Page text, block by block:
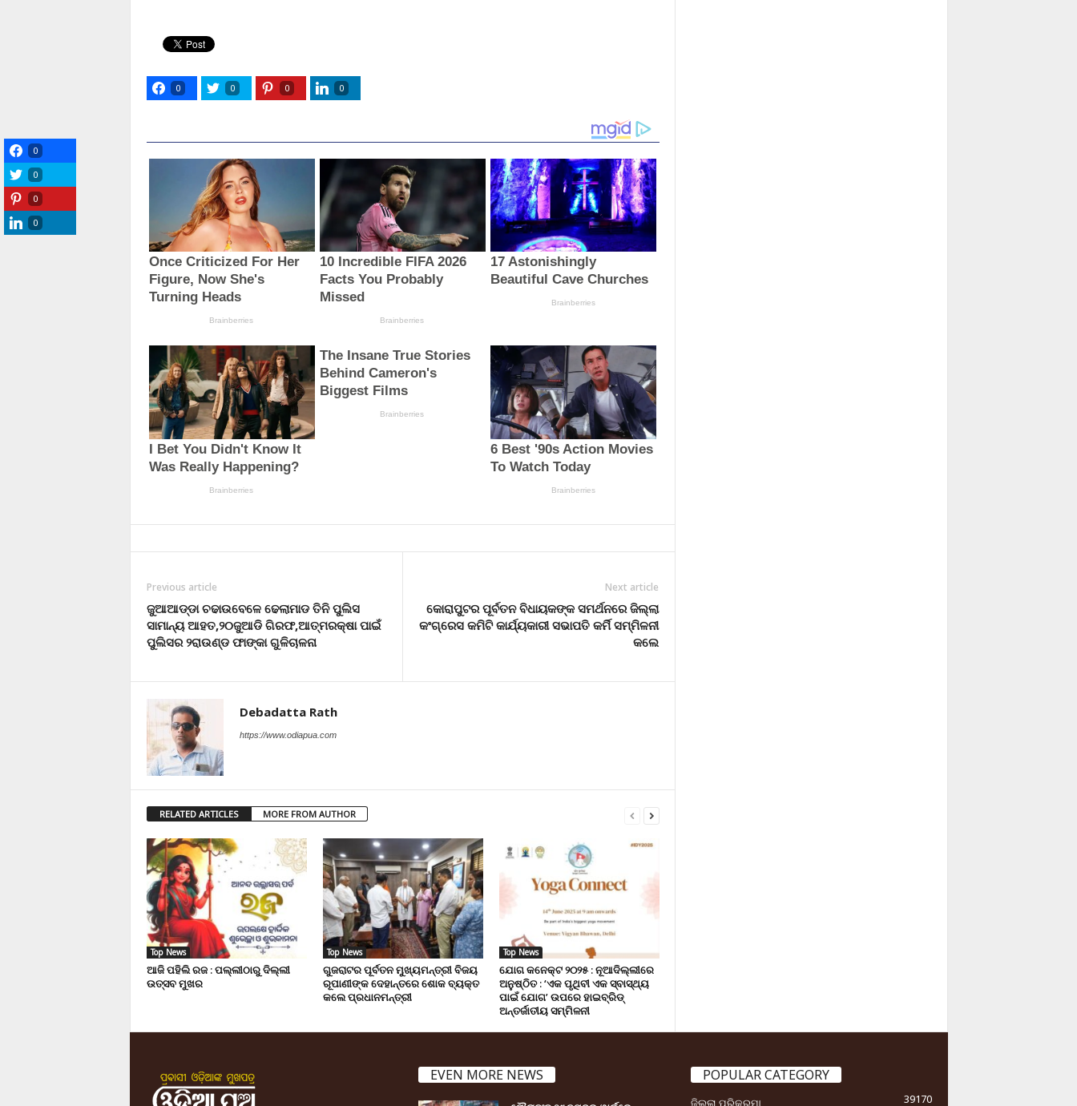
0 0 0 0
Previous article
ଜୁଆଆଡ୍ଡା ଚଢାଉବେଳେ ଢେଲାମାଡ ତିନି ପୁଲିସ
ସାମାନ୍ୟ ଆହତ,୨୦ଜୁଆଡି ଗିରଫ,ଆତ୍ମରକ୍ଷା ପାଇଁ
ପୁଲିସର ୨ରାଉଣ୍ଡ ଫାଙ୍କା ଗୁଳିଚାଳନା
Next article
କୋରାପୁଟର ପୂର୍ବତନ ବିଧାୟକଙ୍କ ସମର୍ଥନରେ ଜିଲ୍ଲା
କଂଗ୍ରେସ କମିଟି କାର୍ଯ୍ୟକାରୀ ସଭାପତି କର୍ମି ସମ୍ମିଳନୀ
କଲେ
Debadatta Rath
https://www.odiapua.com
RELATED ARTICLES MORE FROM AUTHOR
Top News
ଆଜି ପହିଲି ରଜ : ପଲ୍ଲୀଠାରୁ ଦିଲ୍ଲୀ
ଉତ୍ସବ ମୁଖର
Top News
ଗୁଜରାଟର ପୂର୍ବତନ ମୁଖ୍ୟମନ୍ତ୍ରୀ ବିଜୟ
ରୂପାଣୀଙ୍କ ଦେହାନ୍ତରେ ଶୋକ ବ୍ୟକ୍ତ
କଲେ ପ୍ରଧାନମନ୍ତ୍ରୀ
Top News
ଯୋଗ କନେକ୍ଟ ୨୦୨୫ : ନୂଆଦିଲ୍ଲୀରେ
ଅନୁଷ୍ଠିତ : ‘ଏକ ପୃଥିବୀ ଏକ ସ୍ବାସ୍ଥ୍ୟ
ପାଇଁ ଯୋଗ’ ଉପରେ ହାଇବ୍ରିଡ୍
ଅନ୍ତର୍ଜାତୀୟ ସମ୍ମିଳନୀ
EVEN MORE NEWS POPULAR CATEGORY
ଜିଲ୍ଲା ପରିକ୍ରମା 39170
0
0
0
0